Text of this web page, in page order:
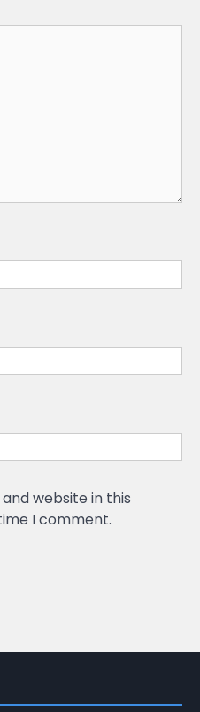
website in this
I comment.